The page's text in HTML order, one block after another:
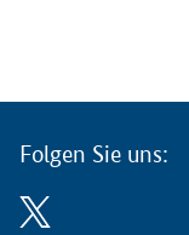
n
f
o
r
Folgen Sie uns: